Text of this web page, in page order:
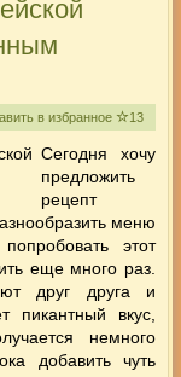
в избранное 13
Сегодня хочу
предложить
рецепт
меню
этот
еще много раз.
друг друга и
пикантный вкус,
немного
добавить чуть